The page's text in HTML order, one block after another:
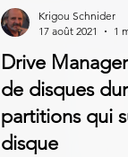
Drive
de disques
partitions qui
disque
Krigou Schnider
17 août 2021
1